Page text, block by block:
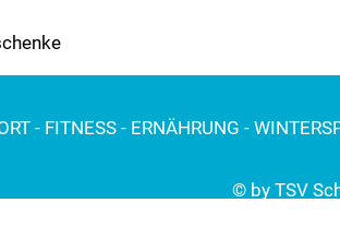
- FITNESS - ERNÄHRUNG -
© by TSV